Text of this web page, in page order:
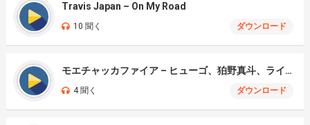
Travis Japan – On My Road
10 聞く ダウンロード
モエチャッカファイア – ヒューゴ、狛野真斗、ライト、セヴェリアン (Cover )
4 聞く ダウンロード